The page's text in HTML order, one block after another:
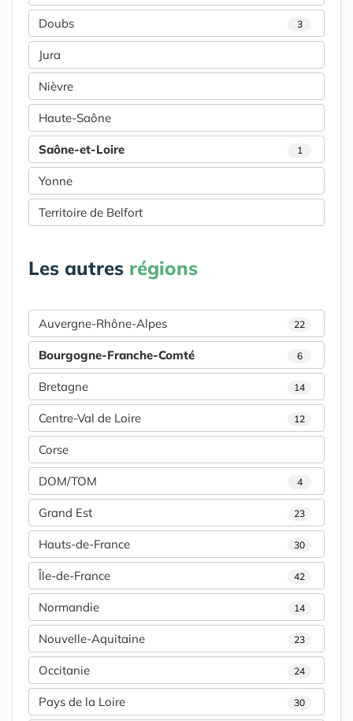
Doubs 3
Jura
Nièvre
Haute-Saône
Saône-et-Loire 1
Yonne
Territoire de Belfort
Les autres régions
Auvergne-Rhône-Alpes 22
Bourgogne-Franche-Comté 6
Bretagne 14
Centre-Val de Loire 12
Corse
DOM/TOM 4
Grand Est 23
Hauts-de-France 30
Île-de-France 42
Normandie 14
Nouvelle-Aquitaine 23
Occitanie 24
Pays de la Loire 30